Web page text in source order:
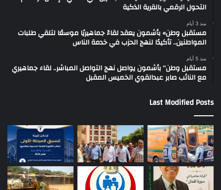
التحول الرقمي بالقرية الذكية
منذ 3 أيام
مستقبل وطن» بأشمون يعقد لقاءً جماهيريًا موسعًا لتلقي طلبات
المواطنين.. تأكيدًا لنهج الحزب في خدمة الناس
منذ 5 أيام
مستقبل وطن” بأشمون يواصل نهج التواصل المباشر.. لقاء جماهيري
مع النائب صابر عبدالقوي الخميس المقبل
Last Modified Posts